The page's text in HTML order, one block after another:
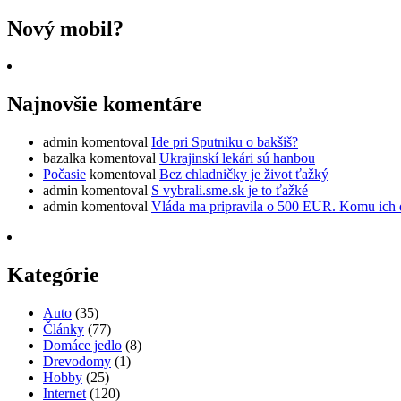
Nový mobil?
Najnovšie komentáre
admin komentoval Ide pri Sputniku o bakšiš?
bazalka komentoval Ukrajinskí lekári sú hanbou
Počasie komentoval Bez chladničky je život ťažký
admin komentoval S vybrali.sme.sk je to ťažké
admin komentoval Vláda ma pripravila o 500 EUR. Komu ich
Kategórie
Auto (35)
Články (77)
Domáce jedlo (8)
Drevodomy (1)
Hobby (25)
Internet (120)